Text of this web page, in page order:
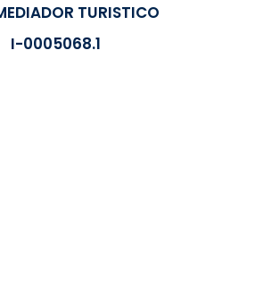
TURISTICO
I-0005068.1